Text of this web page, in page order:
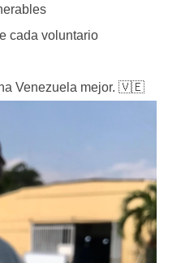
cada voluntario
Venezuela mejor. 🇻🇪